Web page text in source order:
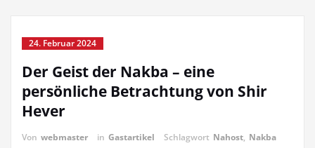
24. Februar 2024
Der Geist der Nakba – eine
persönliche Betrachtung von Shir
Hever
Von webmaster in Gastartikel Schlagwort Nahost, Nakba